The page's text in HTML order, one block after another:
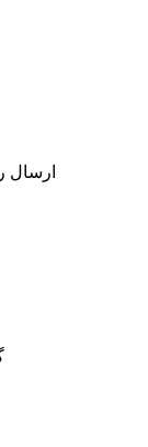
ارسال